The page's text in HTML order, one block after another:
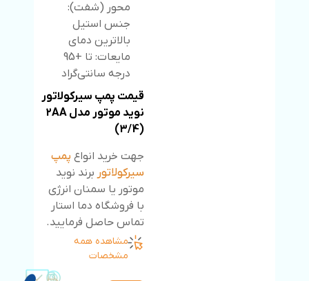
محور (شفت):
جنس استیل
بالاترین دمای
مایعات: تا +95
درجه سانتی‌گراد
قیمت پمپ سیرکولاتور
نوید موتور مدل 2AA
(3/4)
جهت خرید انواع پمپ
سیرکولاتور برند نوید
موتور یا سمنان انرژی
با فروشگاه دما استار
تماس حاصل فرمایید.
مشاهده همه
مشخصات